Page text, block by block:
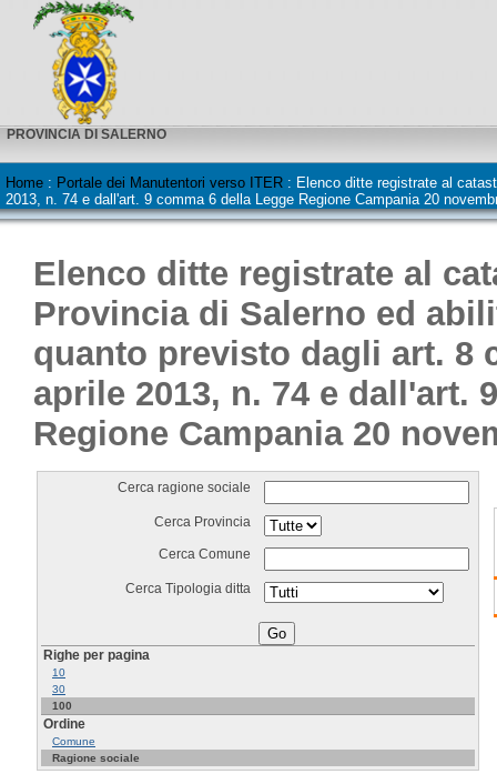
PROVINCIA DI SALERNO
Home : Portale dei Manutentori verso ITER : Elenco ditte registrate al
2013, n. 74 e dall'art. 9 comma 6 della Legge Regione Campania 20
Elenco ditte registrate al
Provincia di Salerno ed
quanto previsto dagli art. 8
aprile 2013, n. 74 e dall'art.
Regione Campania 20
Cerca ragione sociale
Cerca Provincia
Cerca Comune
Cerca Tipologia ditta
Righe per pagina
10
30
100
Ordine
Comune
Ragione sociale